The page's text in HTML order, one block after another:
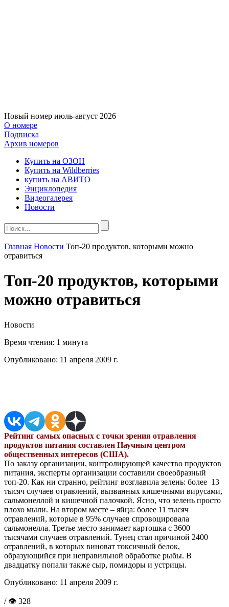
Новый номер июль-август 2026
О номере
Подписка
Архив номеров
Купить на ОЗОН
Купить на Wildberries
купить на АВИТО
Энциклопедия
Видеогалерея
Новости
Главная Новости Топ-20 продуктов, которыми можно
отравиться
Топ-20 продуктов, которыми
можно отравиться
Новости
Время чтения: 1 минута
Опубликовано: 11 апреля 2009 г.
Рейтинг самых опасных с точки зрения отравления
продуктов питания составлен Научным центром
общественных интересов (США).
По заказу организации, контролирующей качество продуктов
питания, эксперты организации составили своеобразный
топ-20. Как ни странно, рейтинг возглавила зелень: более 13
тысяч случаев отравлений, вызванных кишечными вирусами,
сальмонеллой и кишечной палочкой. Ясно, что зелень просто
плохо мыли. На втором месте – яйца: более 11 тысяч
отравлений, которые в 95% случаев спровоцировала
сальмонелла. Третье место занимает картошка с 3600
тысячами случаев отравлений. Тунец стал причиной 2400
отравлений, в которых виноват токсичный белок,
образующийся при неправильной обработке рыбы. В
двадцатку попали также сыр, помидоры и устрицы.
Опубликовано: 11 апреля 2009 г.
/ 👁 328